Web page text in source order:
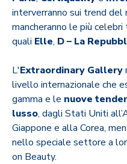
interverranno sui trend del
mancheranno le più
quali Elle, D – La
L'Extraordinary Gallery
livello internazionale che
gamma e le nuove
lusso, dagli Stati Uniti
Giappone e alla Corea,
nello speciale settore a
on Beauty.